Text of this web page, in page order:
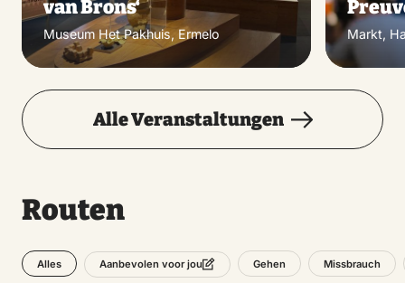
van Brons‘
Museum Het Pakhuis, Ermelo Markt,
Alle Veranstaltungen
Routen
Alles Aanbevolen voor jou Gehen Missbrauch